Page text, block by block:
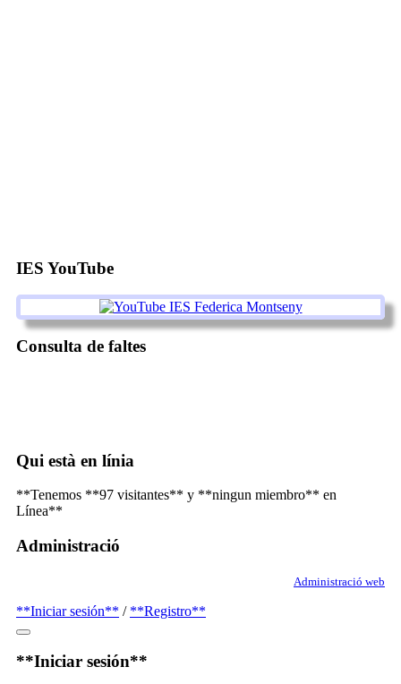
IES YouTube
Consulta de faltes
Qui està en línia
**Tenemos **97 visitantes** y **ningun miembro** en
Línea**
Administració
Administració web
**Iniciar sesión** / **Registro**
**Iniciar sesión**